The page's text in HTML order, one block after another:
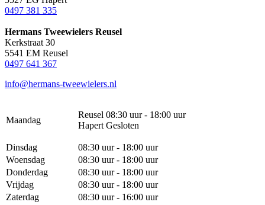
0497 381 335
Hermans Tweewielers Reusel
Kerkstraat 30
5541 EM Reusel
0497 641 367
info@hermans-tweewielers.nl
Maandag
Reusel 08:30 uur - 18:00 uur
Hapert Gesloten
Dinsdag
08:30 uur - 18:00 uur
Woensdag
08:30 uur - 18:00 uur
Donderdag
08:30 uur - 18:00 uur
Vrijdag
08:30 uur - 18:00 uur
Zaterdag
08:30 uur - 16:00 uur